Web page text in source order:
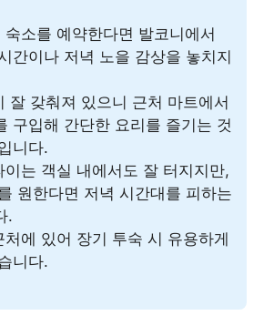
소를 예약한다면 발코니에서
간이나 저녁 노을 감상을 놓치지
잘 갖춰져 있으니 근처 마트에서
구입해 간단한 요리를 즐기는 것
니다.
이는 객실 내에서도 잘 터지지만,
원한다면 저녁 시간대를 피하는
.
처에 있어 장기 투숙 시 유용하게
니다.